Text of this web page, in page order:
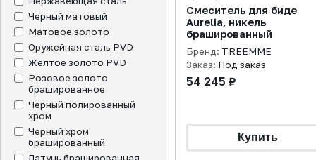
Черный матовый
Матовое золото
Оружейная сталь PVD
Желтое золото PVD
Розовое золото
брашированное
Черный полированный
хром
Черный хром
брашированный
Смеситель для биде
Aurelia, никель
брашированный
Бренд: TREEMME
Заказ: Под заказ
54 245 ₽